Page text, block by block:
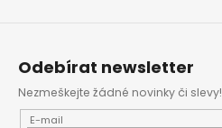
Odebírat newsletter
Nezmeškejte žádné novinky či slevy!
E-mail